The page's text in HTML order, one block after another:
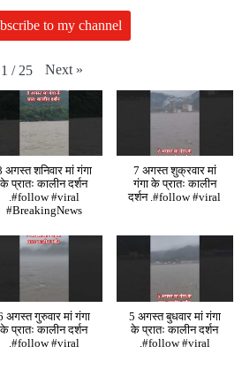
to my channel
1 / 25 Next »
अगस्त शनिवार मां गंगा
के प्रातः कालीन दर्शन
.#follow #viral
#BreakingNews
7 अगस्त शुक्रवार मां
गंगा के प्रातः कालीन
दर्शन .#follow #viral
अगस्त गुरुवार मां गंगा
के प्रातः कालीन दर्शन
.#follow #viral
5 अगस्त बुधवार मां गंगा
के प्रातः कालीन दर्शन
.#follow #viral